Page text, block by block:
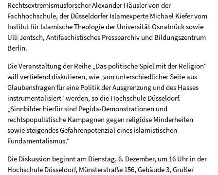
Rechtsextremismusforscher Alexander Häusler von der
Fachhochschule, der Düsseldorfer Islamexperte Michael Kiefer vom
Institut für Islamische Theologie der Universität Osnabrück sowie
Ulli Jentsch, Antifaschistisches Pressearchiv und Bildungszentrum
Berlin.
Die Veranstaltung der Reihe „Das politische Spiel mit der Religion“
will vertiefend diskutieren, wie „von unterschiedlicher Seite aus
Glaubensfragen für eine Politik der Ausgrenzung und des Hasses
instrumentalisiert“ werden, so die Hochschule Düsseldorf.
„Sinnbilder hierfür sind Pegida-Demonstrationen und
rechtspopulistische Kampagnen gegen religiöse Minderheiten
sowie steigendes Gefahrenpotenzial eines islamistischen
Fundamentalismus.“
Die Diskussion beginnt am Dienstag, 6. Dezember, um 16 Uhr in der
Hochschule Düsseldorf, Münsterstraße 156, Gebäude 3, Großer